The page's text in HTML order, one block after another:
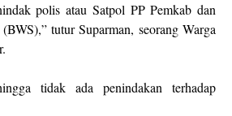
polis atau Satpol PP Pemkab dan
tutur Suparman, seorang Warga
tidak ada penindakan terhadap